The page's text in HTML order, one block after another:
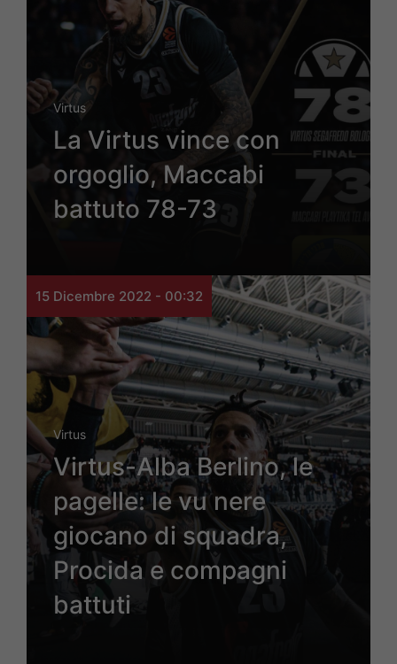
Virtus
La Virtus vince con
orgoglio, Maccabi
battuto 78-73
15 Dicembre 2022 - 00:32
Virtus
Virtus-Alba Berlino, le
pagelle: le vu nere
giocano di squadra,
Procida e compagni
battuti